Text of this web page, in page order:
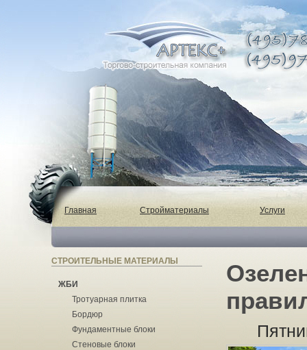
Главная Стройматериалы Услуги
СТРОИТЕЛЬНЫЕ МАТЕРИАЛЫ
ЖБИ
Тротуарная плитка
Бордюр
Фундаментные блоки
Стеновые блоки